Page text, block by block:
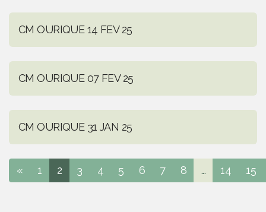
CM OURIQUE 14 FEV 25
CM OURIQUE 07 FEV 25
CM OURIQUE 31 JAN 25
« 1 2 3 4 5 6 7 8 ... 14 15